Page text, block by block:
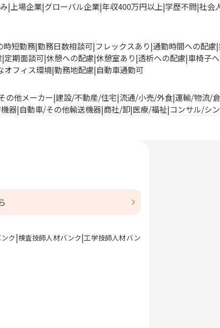
上場企業 グローバル企業 年収400万円以上 学歴不問 社会
時短勤務 勤務日数相談可 フレックスあり 通勤時間への配慮
定期面談可 休憩への配慮 休憩室あり 透析への配慮 車椅子
オフィス環境 勤務地配慮 自動車通勤可
の他メーカー 建設/不動産/住宅 流通/小売/外食 運輸/物流/
器 自動車/その他輸送機器 商社/卸 医療/福祉 コンサル/シ
ク 検査技師人材バンク 工学技師人材バン